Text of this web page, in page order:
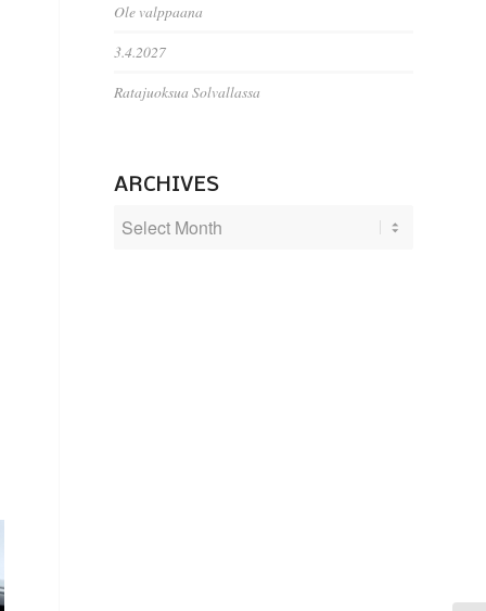
Ole valppaana
3.4.2027
Ratajuoksua Solvallassa
ARCHIVES